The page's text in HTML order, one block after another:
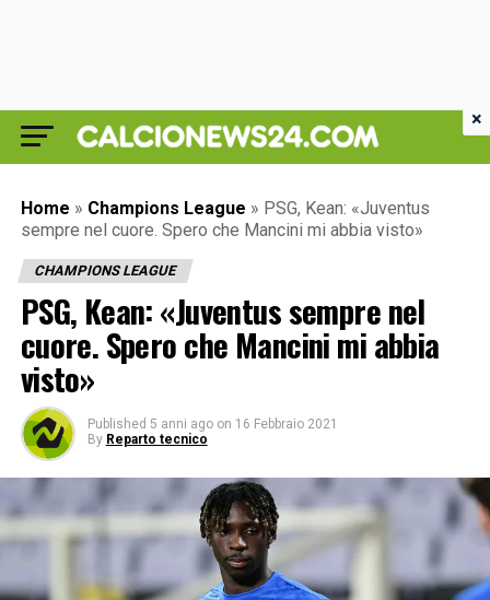
Home » Champions League » PSG, Kean: «Juventus
sempre nel cuore. Spero che Mancini mi abbia visto»
CHAMPIONS LEAGUE
PSG, Kean: «Juventus sempre nel
cuore. Spero che Mancini mi abbia
visto»
Published 5 anni ago on 16 Febbraio 2021
By Reparto tecnico
×